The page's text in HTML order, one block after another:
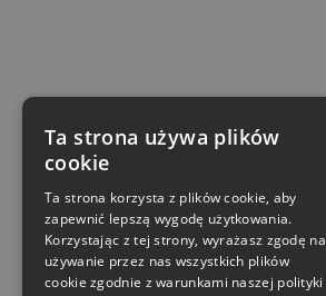
Ta strona używa plików
cookie
Ta strona korzysta z plików cookie, aby
zapewnić lepszą wygodę użytkowania.
Korzystając z tej strony, wyrażasz zgodę na
używanie przez nas wszystkich plików
cookie zgodnie z warunkami naszej polityki